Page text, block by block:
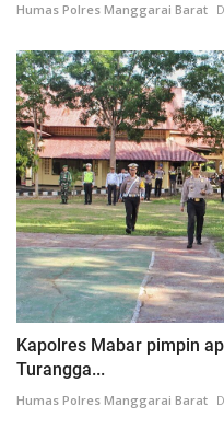
Humas Polres Manggarai Barat
Kapolres Mabar pimpin
Turangga...
Humas Polres Manggarai Barat